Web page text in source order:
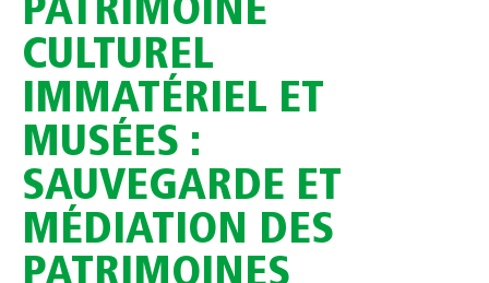
PATRIMOINE
CULTUREL
IMMATÉRIEL ET
MUSÉES :
SAUVEGARDE ET
MÉDIATION DES